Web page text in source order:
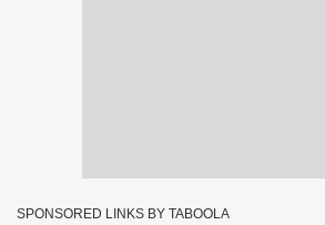
SPONSORED LINKS BY TABOOLA